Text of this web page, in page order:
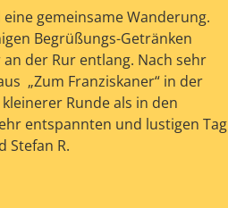
gemeinsame Wanderung.
Begrüßungs-Getränken
der Rur entlang. Nach sehr
„Zum Franziskaner“ in der
Runde als in den
entspannten und lustigen Tag
Stefan R.